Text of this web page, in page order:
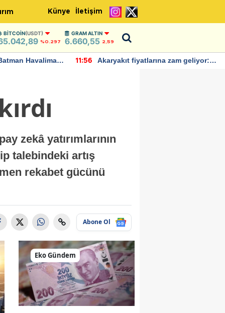
Künye İletişim
BITCOIN(USDT)
%0.297
GRAM ALTIN
6.660,55 2,59
Havalimanı
11:56
Akaryakıt fiyatlarına zam geliyor:
zekâ yatırımlarının
talebindeki artış
rekabet gücünü
Abone Ol
Eko Gündem